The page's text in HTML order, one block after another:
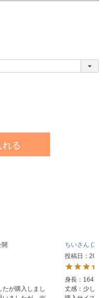
れる
開
が購入しまし
ちい
1
投稿日
身長：164
丈感：少し短